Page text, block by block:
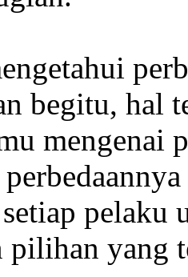
begitu, hal
mengenai
pelaku
pilihan yang